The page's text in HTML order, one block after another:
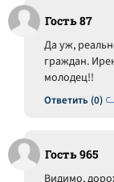
Гость 87
Ответить (0)
Да уж,
граждан.
молодец!!
Гость 965
Видимо,